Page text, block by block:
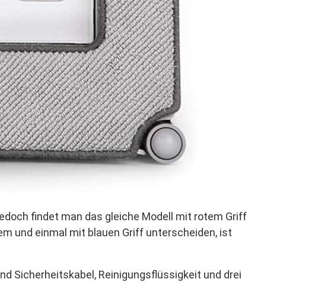
findet man das gleiche Modell mit rotem Griff
und einmal mit blauen Griff unterscheiden, ist
Sicherheitskabel, Reinigungsflüssigkeit und drei